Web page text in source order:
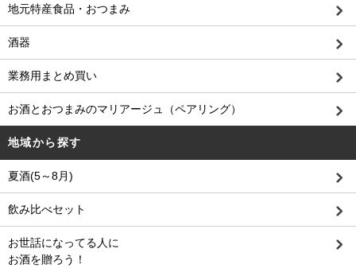
地元特産食品・おつまみ
酒器
業務用まとめ買い
お酒とおつまみのマリアージュ（ペアリング）
地域から探す
夏酒(5～8月)
飲み比べセット
お世話になってる人に
お酒を贈ろう！